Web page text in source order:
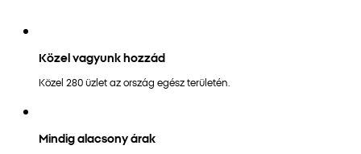
Közel vagyunk hozzád
Közel 280 üzlet az ország egész területén.
Mindig alacsony árak